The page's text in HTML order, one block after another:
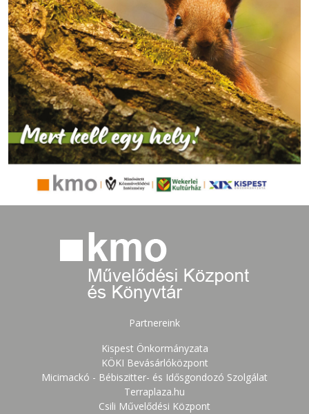
Partnereink
Kispest Önkormányzata
KÖKI Bevásárlóközpont
Micimackó - Bébiszitter- és Idősgondozó Szolgálat
Terraplaza.hu
Csili Művelődési Központ